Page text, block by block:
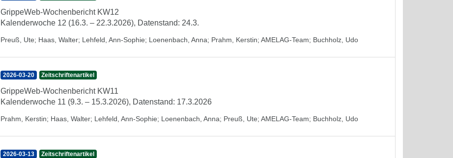
GrippeWeb-Wochenbericht KW12
Kalenderwoche 12 (16.3. – 22.3.2026), Datenstand: 24.3.
Preuß, Ute; Haas, Walter; Lehfeld, Ann-Sophie; Loenenbach, Anna; Prahm, Kerstin; AMELAG-Team; Buchholz, Udo
2026-03-20 Zeitschriftenartikel
GrippeWeb-Wochenbericht KW11
Kalenderwoche 11 (9.3. – 15.3.2026), Datenstand: 17.3.2026
Prahm, Kerstin; Haas, Walter; Lehfeld, Ann-Sophie; Loenenbach, Anna; Preuß, Ute; AMELAG-Team; Buchholz, Udo
2026-03-13 Zeitschriftenartikel